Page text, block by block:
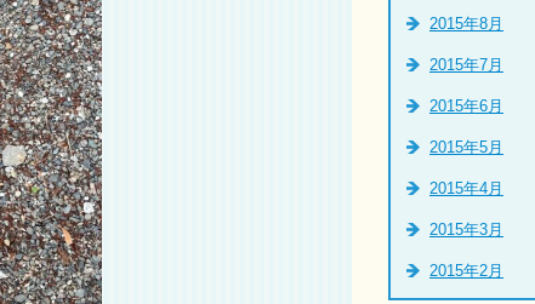
2015年8月
2015年7月
2015年6月
2015年5月
2015年4月
2015年3月
2015年2月